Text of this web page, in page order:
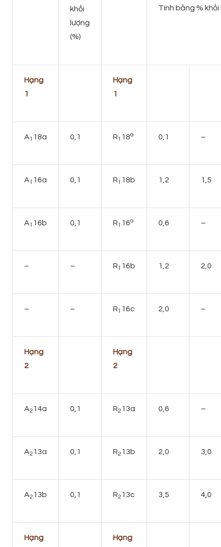
khối
lượng
(%)
Tính bằng % khối
Hạng
1
Hạng
1
A1 18a 0,1 R1 18a 0,1 –
A1 16a 0,1 R1 18b 1,2 1,5
A1 16b 0,1 R1 16a 0,6 –
– – R1 16b 1,2 2,0
– – R1 16c 2,0 –
Hạng
2
Hạng
2
A2 14a 0,1 R2 13a 0,6 –
A2 13a 0,1 R2 13b 2,0 3,0
A2 13b 0,1 R2 13c 3,5 4,0
Hạng
Hạng